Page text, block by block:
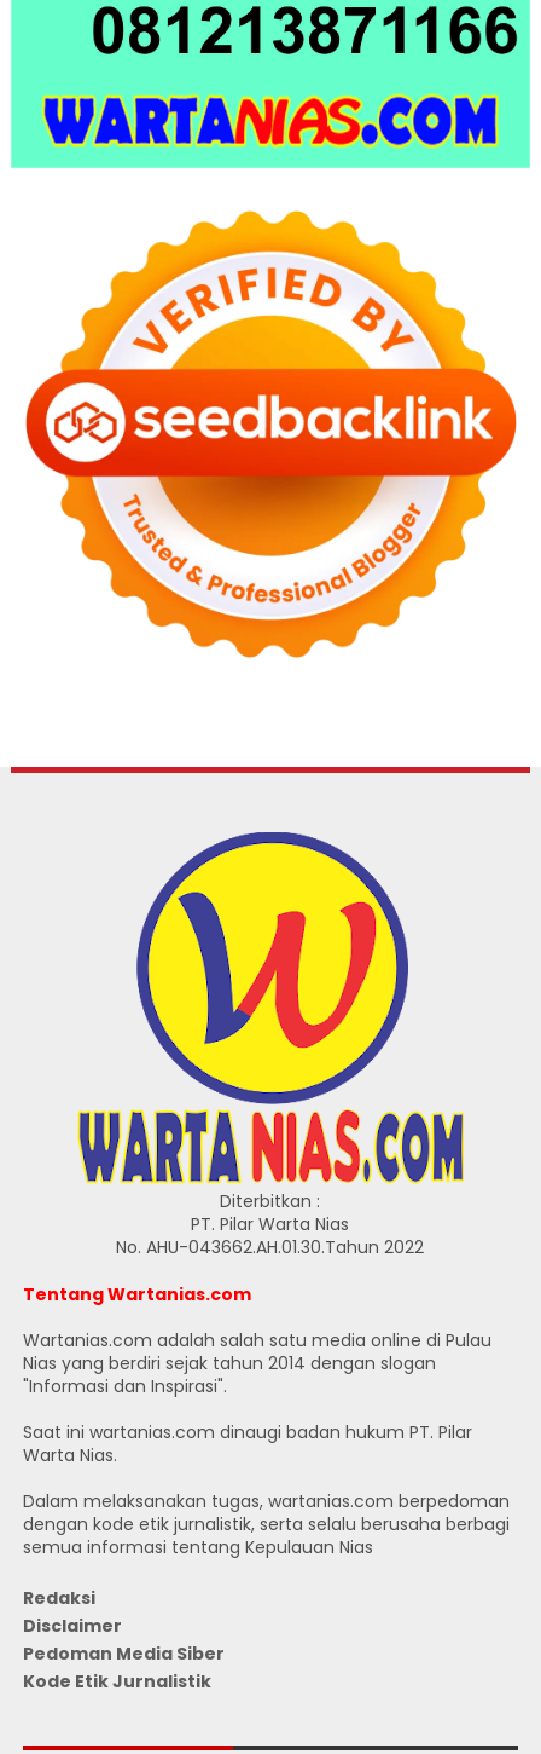
Diterbitkan :
PT. Pilar Warta Nias
No. AHU-043662.AH.01.30.Tahun 2022
Tentang Wartanias.com
Wartanias.com adalah salah satu media online di Pulau
Nias yang berdiri sejak tahun 2014 dengan slogan
"Informasi dan Inspirasi".
Saat ini wartanias.com dinaugi badan hukum PT. Pilar
Warta Nias.
Dalam melaksanakan tugas, wartanias.com berpedoman
dengan kode etik jurnalistik, serta selalu berusaha berbagi
semua informasi tentang Kepulauan Nias
Redaksi
Disclaimer
Pedoman Media Siber
Kode Etik Jurnalistik